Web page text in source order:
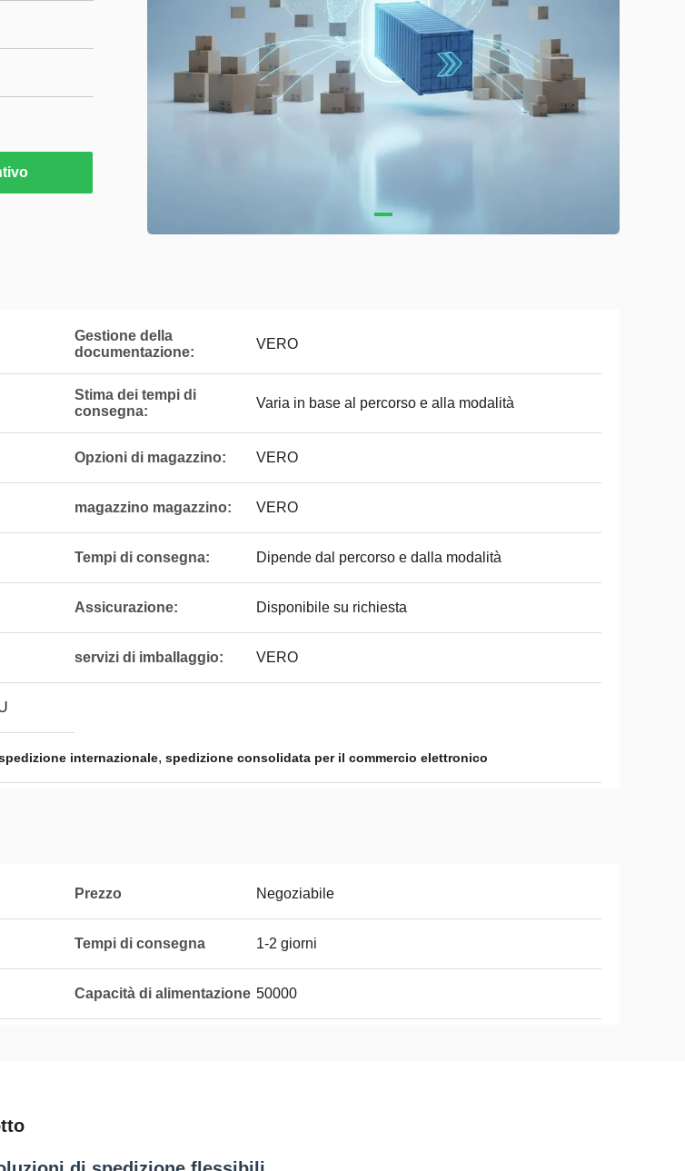
Gestione della
documentazione:
VERO
Stima dei tempi di
consegna:
Varia in base al percorso e alla modalità
Opzioni di magazzino: VERO
magazzino magazzino: VERO
Tempi di consegna: Dipende dal percorso e dalla modalità
Assicurazione: Disponibile su richiesta
servizi di imballaggio: VERO
internazionale, spedizione consolidata per il commercio elettronico
Prezzo Negoziabile
Tempi di consegna 1-2 giorni
Capacità di alimentazione 50000